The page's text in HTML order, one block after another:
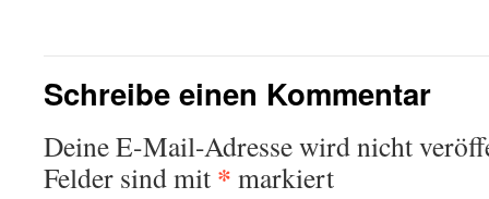
Schreibe einen Kommentar
Deine E-Mail-Adresse wird nicht
Felder sind mit * markiert